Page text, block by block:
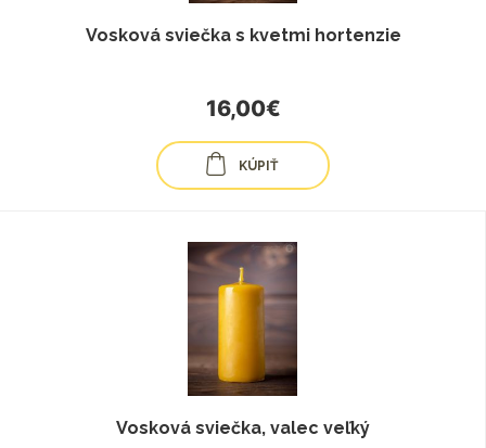
Vosková sviečka s kvetmi hortenzie
16,00€
KÚPIŤ
Vosková sviečka, valec veľký